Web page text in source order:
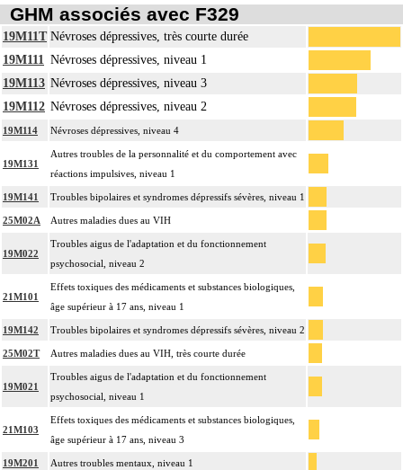
GHM associés avec F329
19M11T Névroses dépressives, très courte durée
19M111 Névroses dépressives, niveau 1
19M113 Névroses dépressives, niveau 3
19M112 Névroses dépressives, niveau 2
19M114 Névroses dépressives, niveau 4
19M131
Autres troubles de la personnalité et du comportement avec
réactions impulsives, niveau 1
19M141 Troubles bipolaires et syndromes dépressifs sévères, niveau 1
25M02A Autres maladies dues au VIH
19M022
Troubles aigus de l'adaptation et du fonctionnement
psychosocial, niveau 2
21M101
Effets toxiques des médicaments et substances biologiques,
âge supérieur à 17 ans, niveau 1
19M142 Troubles bipolaires et syndromes dépressifs sévères, niveau 2
25M02T Autres maladies dues au VIH, très courte durée
19M021
Troubles aigus de l'adaptation et du fonctionnement
psychosocial, niveau 1
21M103
Effets toxiques des médicaments et substances biologiques,
âge supérieur à 17 ans, niveau 3
19M201 Autres troubles mentaux, niveau 1